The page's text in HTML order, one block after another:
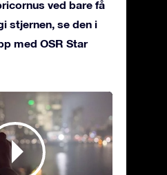
ved bare få
stjernen, se den i
med OSR Star